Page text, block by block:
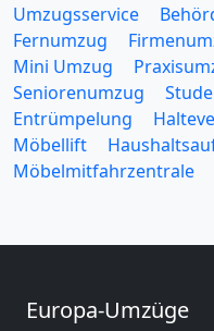
Umzugsservice
Fernumzug
Mini Umzug
Seniorenumzug
Entrümpelung
Möbellift
Möbelmitfahrzentrale
Europa-Umzüge